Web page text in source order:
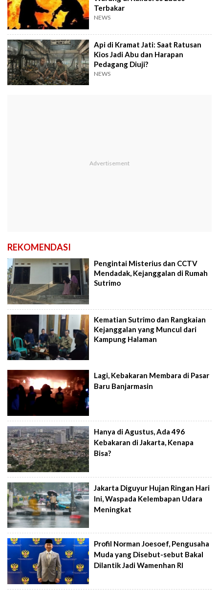
Terbakar
NEWS
Api di Kramat Jati: Saat Ratusan
Kios Jadi Abu dan Harapan
Pedagang Diuji?
NEWS
REKOMENDASI
Pengintai Misterius dan CCTV
Mendadak, Kejanggalan di Rumah
Sutrimo
Kematian Sutrimo dan Rangkaian
Kejanggalan yang Muncul dari
Kampung Halaman
Lagi, Kebakaran Membara di Pasar
Baru Banjarmasin
Hanya di Agustus, Ada 496
Kebakaran di Jakarta, Kenapa
Bisa?
Jakarta Diguyur Hujan Ringan Hari
Ini, Waspada Kelembapan Udara
Meningkat
Profil Norman Joesoef, Pengusaha
Muda yang Disebut-sebut Bakal
Dilantik Jadi Wamenhan RI